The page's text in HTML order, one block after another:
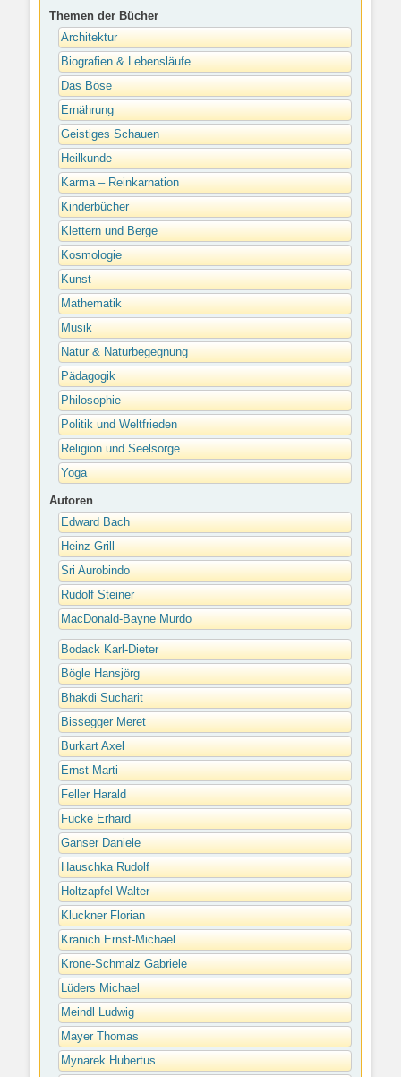
Themen der Bücher
Architektur
Biografien & Lebensläufe
Das Böse
Ernährung
Geistiges Schauen
Heilkunde
Karma – Reinkarnation
Kinderbücher
Klettern und Berge
Kosmologie
Kunst
Mathematik
Musik
Natur & Naturbegegnung
Pädagogik
Philosophie
Politik und Weltfrieden
Religion und Seelsorge
Yoga
Autoren
Edward Bach
Heinz Grill
Sri Aurobindo
Rudolf Steiner
MacDonald-Bayne Murdo
Bodack Karl-Dieter
Bögle Hansjörg
Bhakdi Sucharit
Bissegger Meret
Burkart Axel
Ernst Marti
Feller Harald
Fucke Erhard
Ganser Daniele
Hauschka Rudolf
Holtzapfel Walter
Kluckner Florian
Kranich Ernst-Michael
Krone-Schmalz Gabriele
Lüders Michael
Meindl Ludwig
Mayer Thomas
Mynarek Hubertus